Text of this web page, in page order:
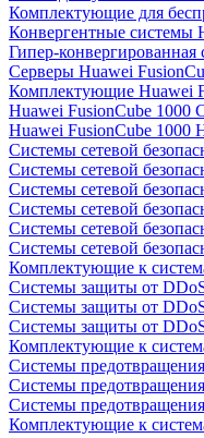
Комплектующие для
Конвергентные системы
Гипер-конвергированная
Серверы Huawei
Комплектующие Huawei
Huawei FusionCube 1000
Huawei FusionCube 1000
Системы сетевой
Системы сетевой
Системы сетевой
Системы сетевой
Системы сетевой
Системы сетевой
Комплектующие к
Системы защиты от
Системы защиты от
Системы защиты от
Комплектующие к
Системы
Системы
Системы
Комплектующие к